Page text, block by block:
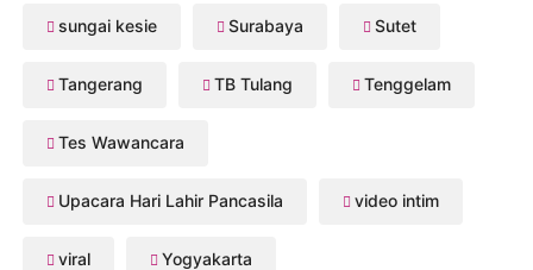
sungai kesie Surabaya Sutet
Tangerang TB Tulang Tenggelam
Tes Wawancara
Upacara Hari Lahir Pancasila video intim
viral Yogyakarta